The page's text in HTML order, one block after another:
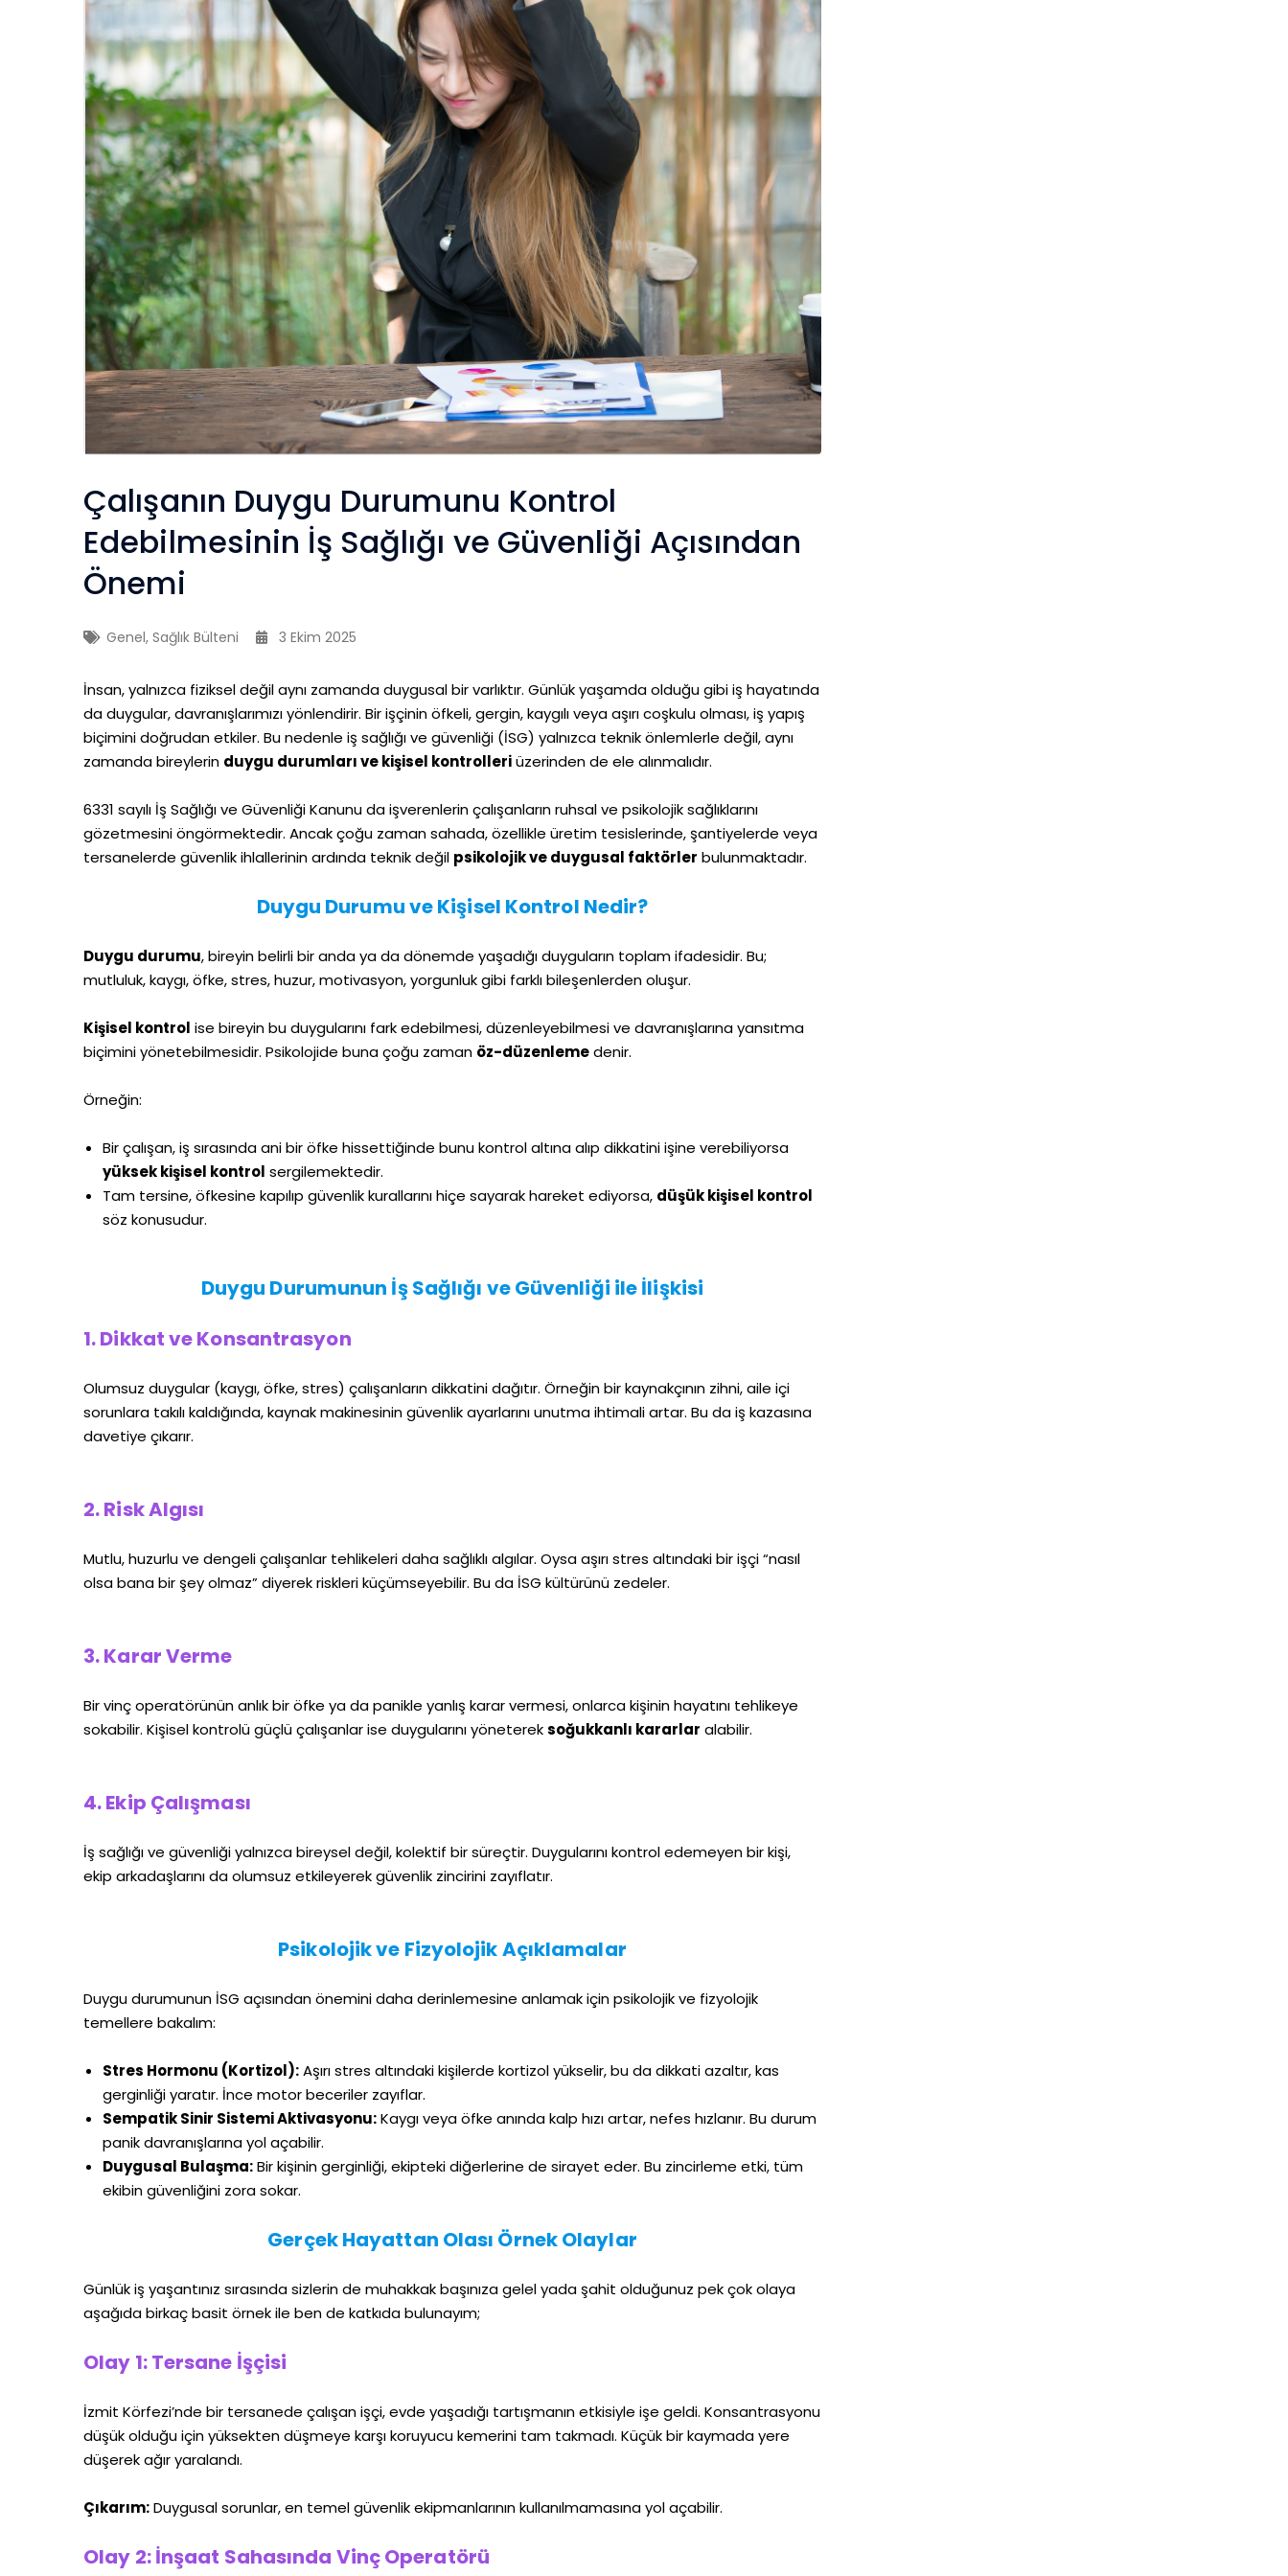
Çalışanın Duygu Durumunu Kontrol
Edebilmesinin İş Sağlığı ve Güvenliği Açısından
Önemi
Genel, Sağlık Bülteni 3 Ekim 2025
İnsan, yalnızca fiziksel değil aynı zamanda duygusal bir varlıktır. Günlük yaşamda olduğu gibi iş hayatında
da duygular, davranışlarımızı yönlendirir. Bir işçinin öfkeli, gergin, kaygılı veya aşırı coşkulu olması, iş yapış
biçimini doğrudan etkiler. Bu nedenle iş sağlığı ve güvenliği (İSG) yalnızca teknik önlemlerle değil, aynı
zamanda bireylerin duygu durumları ve kişisel kontrolleriüzerinden de ele alınmalıdır.
6331 sayılı İş Sağlığı ve Güvenliği Kanunu da işverenlerin çalışanların ruhsal ve psikolojik sağlıklarını
gözetmesini öngörmektedir. Ancak çoğu zaman sahada, özellikle üretim tesislerinde, şantiyelerde veya
tersanelerde güvenlik ihlallerinin ardında teknik değil psikolojik ve duygusal faktörler bulunmaktadır.
Duygu Durumu ve Kişisel Kontrol Nedir?
Duygu durumu, bireyin belirli bir anda ya da dönemde yaşadığı duyguların toplam ifadesidir. Bu;
mutluluk, kaygı, öfke, stres, huzur, motivasyon, yorgunluk gibi farklı bileşenlerden oluşur.
Kişisel kontrol ise bireyin bu duygularını fark edebilmesi, düzenleyebilmesi ve davranışlarına yansıtma
biçimini yönetebilmesidir. Psikolojide buna çoğu zaman öz-düzenlemedenir.
Örneğin:
Bir çalışan, iş sırasında ani bir öfke hissettiğinde bunu kontrol altına alıp dikkatini işine verebiliyorsa
yüksek kişisel kontrol sergilemektedir.
Tam tersine, öfkesine kapılıp güvenlik kurallarını hiçe sayarak hareket ediyorsa, düşük kişisel kontrol
söz konusudur.
Duygu Durumunun İş Sağlığı ve Güvenliği ile İlişkisi
1. Dikkat ve Konsantrasyon
Olumsuz duygular (kaygı, öfke, stres) çalışanların dikkatini dağıtır. Örneğin bir kaynakçının zihni, aile içi
sorunlara takılı kaldığında, kaynak makinesinin güvenlik ayarlarını unutma ihtimali artar. Bu da iş kazasına
davetiye çıkarır.
2. Risk Algısı
Mutlu, huzurlu ve dengeli çalışanlar tehlikeleri daha sağlıklı algılar. Oysa aşırı stres altındaki bir işçi “nasıl
olsa bana bir şey olmaz” diyerek riskleri küçümseyebilir. Bu da İSG kültürünü zedeler.
3. Karar Verme
Bir vinç operatörünün anlık bir öfke ya da panikle yanlış karar vermesi, onlarca kişinin hayatını tehlikeye
sokabilir. Kişisel kontrolü güçlü çalışanlar ise duygularını yönetereksoğukkanlı kararlar alabilir.
4. Ekip Çalışması
İş sağlığı ve güvenliği yalnızca bireysel değil, kolektif bir süreçtir. Duygularını kontrol edemeyen bir kişi,
ekip arkadaşlarını da olumsuz etkileyerek güvenlik zincirini zayıflatır.
Psikolojik ve Fizyolojik Açıklamalar
Duygu durumunun İSG açısından önemini daha derinlemesine anlamak için psikolojik ve fizyolojik
temellere bakalım:
Stres Hormonu (Kortizol):Aşırı stres altındaki kişilerde kortizol yükselir, bu da dikkati azaltır, kas
gerginliği yaratır. İnce motor beceriler zayıflar.
Sempatik Sinir Sistemi Aktivasyonu:Kaygı veya öfke anında kalp hızı artar, nefes hızlanır. Bu durum
panik davranışlarına yol açabilir.
Duygusal Bulaşma:Bir kişinin gerginliği, ekipteki diğerlerine de sirayet eder. Bu zincirleme etki, tüm
ekibin güvenliğini zora sokar.
Gerçek Hayattan Olası Örnek Olaylar
Günlük iş yaşantınız sırasında sizlerin de muhakkak başınıza gelel yada şahit olduğunuz pek çok olaya
aşağıda birkaç basit örnek ile ben de katkıda bulunayım;
Olay 1: Tersane İşçisi
İzmit Körfezi’nde bir tersanede çalışan işçi, evde yaşadığı tartışmanın etkisiyle işe geldi. Konsantrasyonu
düşük olduğu için yüksekten düşmeye karşı koruyucu kemerini tam takmadı. Küçük bir kaymada yere
düşerek ağır yaralandı.
Çıkarım:Duygusal sorunlar, en temel güvenlik ekipmanlarının kullanılmamasına yol açabilir.
Olay 2: İnşaat Sahasında Vinç Operatörü